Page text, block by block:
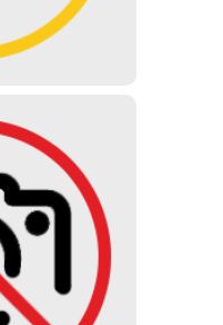
gestattet. Es
verkauft.